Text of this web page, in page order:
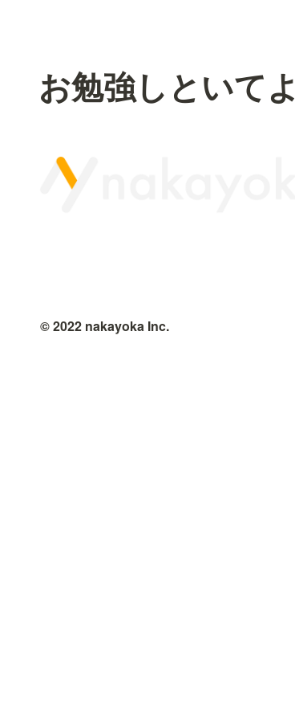
お勉強しといてよ
© 2022 nakayoka Inc.